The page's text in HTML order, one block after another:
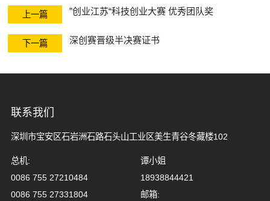
上一篇 ”创业江苏“科技创业大赛 优秀团队奖
下一篇 深创赛晋级半决赛证书
联系我们
深圳市宝安区石岩洲石路石头山工业区美生青谷冬藏楼102
总机:
谭小姐
0086 755 27210484
18938844421
0086 755 27331804
邮箱: